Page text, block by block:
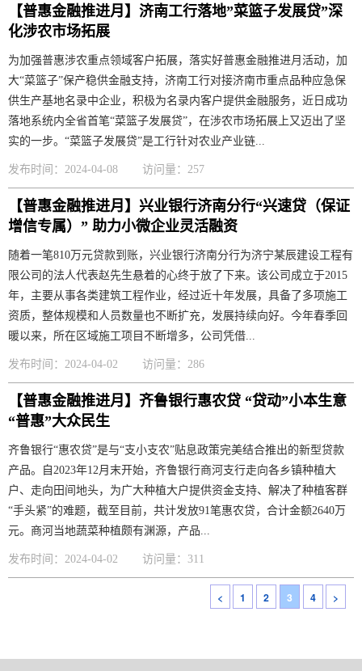
【普惠金融推进月】济南工行落地”菜篮子发展贷”深
化涉农市场拓展
为加强普惠涉农重点领域客户拓展，落实好普惠金融推进月活动，加
大“菜篮子”保产稳供金融支持，济南工行对接济南市重点品种应急保
供生产基地名录中企业，积极为名录内客户提供金融服务，近日成功
落地系统内全省首笔“菜篮子发展贷”，在涉农市场拓展上又迈出了坚
实的一步。“菜篮子发展贷”是工行针对农业产业链...
发布时间：2024-04-08 访问量：257
【普惠金融推进月】兴业银行济南分行“兴速贷（保证
增信专属）” 助力小微企业灵活融资
随着一笔810万元贷款到账，兴业银行济南分行为济宁某辰建设工程有
限公司的法人代表赵先生悬着的心终于放了下来。该公司成立于2015
年，主要从事各类建筑工程作业，经过近十年发展，具备了多项施工
资质，整体规模和人员数量也不断扩充，发展持续向好。今年春季回
暖以来，所在区域施工项目不断增多，公司凭借...
发布时间：2024-04-02 访问量：286
【普惠金融推进月】齐鲁银行惠农贷 “贷动”小本生意
“普惠”大众民生
齐鲁银行“惠农贷”是与“支小支农”贴息政策完美结合推出的新型贷款
产品。自2023年12月末开始，齐鲁银行商河支行走向各乡镇种植大
户、走向田间地头，为广大种植大户提供资金支持、解决了种植客群
“手头紧”的难题，截至目前，共计发放91笔惠农贷，合计金额2640万
元。商河当地蔬菜种植颇有渊源，产品...
发布时间：2024-04-02 访问量：311
< 1 2 3 4 >